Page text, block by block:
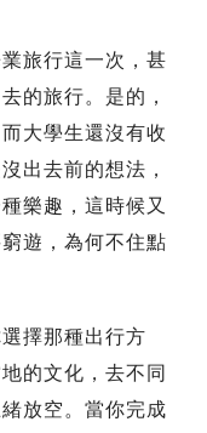
旅行這一次，甚
的旅行。是的，
大學生還沒有收
出去前的想法，
樂趣，這時候又
遊，為何不住點
擇那種出行方
的文化，去不同
放空。當你完成